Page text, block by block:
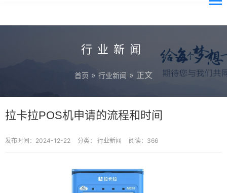
行业新闻
首页 » 行业新闻 » 正文
拉卡拉POS机申请的流程和时间
发布时间：2024-12-22 分类： 行业新闻 阅读：366